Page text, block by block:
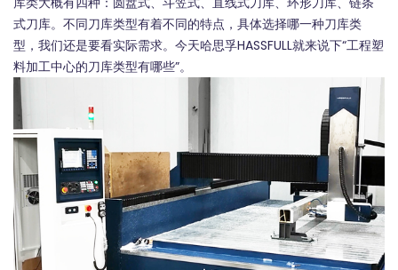
式刀库。不同刀库类型有着不同的特点，具体选择哪一种刀库类
型，我们还是要看实际需求。今天哈思孚HASSFULL就来说下“工程塑
料加工中心的刀库类型有哪些”。